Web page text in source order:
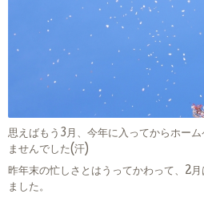
思えばもう3月、今年に入ってからホー
ませんでした(汗)
昨年末の忙しさとはうってかわって、2
ました。